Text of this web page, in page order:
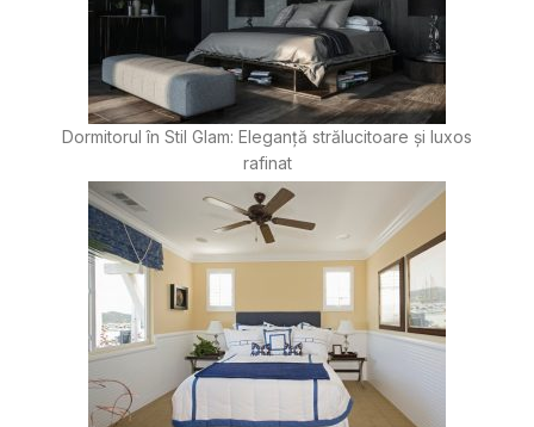
Dormitorul în Stil Glam: Eleganță strălucitoare și luxos
rafinat